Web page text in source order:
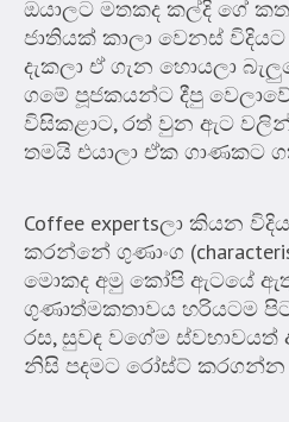
ඔයාලට මතකද කල්දි ගේ
ජාතියක් කාලා වෙනස්
දැකලා ඒ ගැන හොයලා
ගමේ පූජකයන්ට දීපු
විසිකළාට, රත් වුන ඇට
තමයි එයාලා ඒක ගාණකට
Coffee expertsලා කියන
කරන්නේ ගුණාංග
මොකද අමු කෝපි ඇටයේ
ගුණාත්මකතාවය හරියටම
රස, සුවඳ වගේම
නිසි පදමට රෝස්ට් කරගන්න